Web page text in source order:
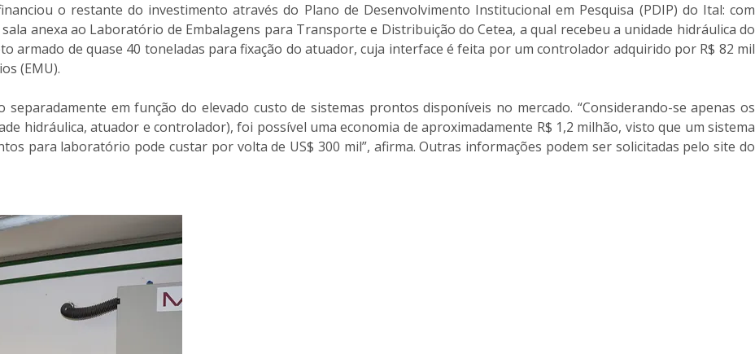
o restante do investimento através do Plano de Desenvolvimento Institucional em Pesquisa (PDIP) do Ital: com
anexa ao Laboratório de Embalagens para Transporte e Distribuição do Cetea, a qual recebeu a unidade hidráulica do
armado de quase 40 toneladas para fixação do atuador, cuja interface é feita por um controlador adquirido por R$ 82 mil
(EMU).
em função do elevado custo de sistemas prontos disponíveis no mercado. “Considerando-se apenas os
hidráulica, atuador e controlador), foi possível uma economia de aproximadamente R$ 1,2 milhão, visto que um sistema
para laboratório pode custar por volta de US$ 300 mil”, afirma. Outras informações podem ser solicitadas pelo site do